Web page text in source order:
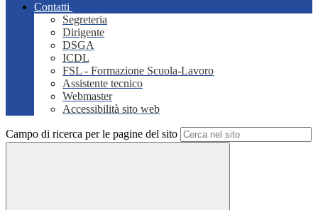
Contatti
Segreteria
Dirigente
DSGA
ICDL
FSL - Formazione Scuola-Lavoro
Assistente tecnico
Webmaster
Accessibilità sito web
Campo di ricerca per le pagine del sito